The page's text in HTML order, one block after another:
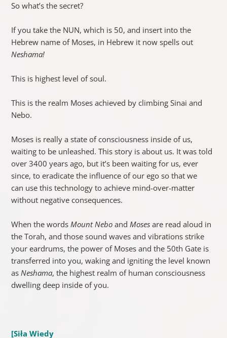
So what’s the secret?
If you take the NUN, which is 50, and insert into the
Hebrew name of Moses, in Hebrew it now spells out
Neshama!
This is highest level of soul.
This is the realm Moses achieved by climbing Sinai and
Nebo.
Moses is really a state of consciousness inside of us,
waiting to be unleashed. This story is about us. It was told
over 3400 years ago, but it’s been waiting for us, ever
since, to eradicate the influence of our ego so that we
can use this technology to achieve mind-over-matter
without negative consequences.
When the words Mount Neboand Mosesare read aloud in
the Torah, and those sound waves and vibrations strike
your eardrums, the power of Moses and the 50th Gate is
transferred into you, waking and igniting the level known
as Neshama, the highest realm of human consciousness
dwelling deep inside of you.
[Siła Wiedy